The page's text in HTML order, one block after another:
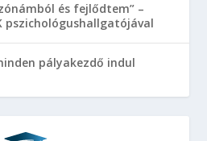
és fejlődtem” –
pszichológushallgatójával
pályakezdő indul